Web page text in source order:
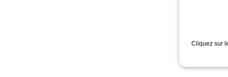
Cliquez sur